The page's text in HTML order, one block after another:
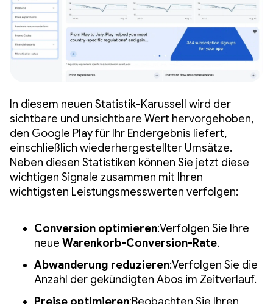
In diesem neuen Statistik-Karussell wird der
sichtbare und unsichtbare Wert hervorgehoben,
den Google Play für Ihr Endergebnis liefert,
einschließlich wiederhergestellter Umsätze.
Neben diesen Statistiken können Sie jetzt diese
wichtigen Signale zusammen mit Ihren
wichtigsten Leistungsmesswerten verfolgen:
Conversion optimieren:Verfolgen Sie Ihre
neue Warenkorb-Conversion-Rate.
Abwanderung reduzieren:Verfolgen Sie die
Anzahl der gekündigten Abos im Zeitverlauf.